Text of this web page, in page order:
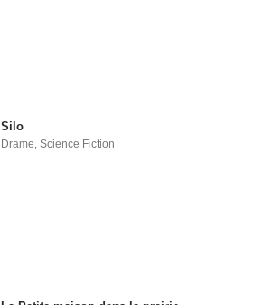
Silo
Drame,Science Fiction